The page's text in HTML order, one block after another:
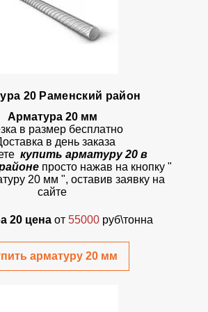
20 Раменский район
Арматура 20 мм
в размер бесплатно
в день заказа
купить арматуру 20 в
просто нажав на кнопку"
20 мм ", оставив заявку на
сайте
20 цена от 55000 руб\тонна
арматуру 20 мм